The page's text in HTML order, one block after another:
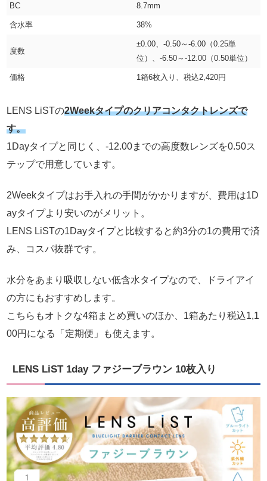
BC 8.7mm
含水率 38%
度数
±0.00、-0.50～-6.00（0.25単
位）、-6.50～-12.00（0.50単位）
価格 1箱6枚入り、税込2,420円
LENS LiSTの2Weekタイプのクリアコンタクトレンズで
す。
1Dayタイプと同じく、-12.00までの高度数レンズを0.50ス
テップで用意しています。
2Weekタイプはお手入れの手間がかかりますが、費用は1D
ayタイプより安いのがメリット。
LENS LiSTの1Dayタイプと比較すると約3分の1の費用で済
み、コスパ抜群です。
水分をあまり吸収しない低含水タイプなので、ドライアイ
の方にもおすすめします。
こちらもオトクな4箱まとめ買いのほか、1箱あたり税込1,1
00円になる「定期便」も使えます。
LENS LiST 1day ファジーブラウン 10枚入り